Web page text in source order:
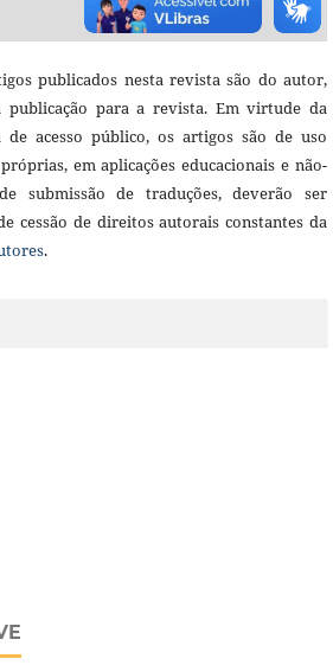
publicados nesta revista são do autor,
para a revista. Em virtude da
de acesso público, os artigos são de uso
em aplicações educacionais e não-
submissão de traduções, deverão ser
cessão de direitos autorais constantes da
.